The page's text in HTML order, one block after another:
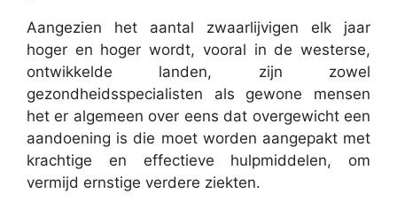
Aangezien het aantal zwaarlijvigen elk jaar
hoger en hoger wordt, vooral in de westerse,
ontwikkelde landen, zijn zowel
gezondheidsspecialisten als gewone mensen
het er algemeen over eens dat overgewicht een
aandoening is die moet worden aangepakt met
krachtige en effectieve hulpmiddelen, om
vermijd ernstige verdere ziekten.